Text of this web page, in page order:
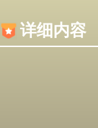
详细内容